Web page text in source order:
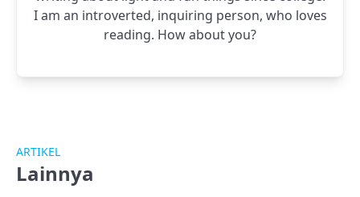
I am an introverted, inquiring person, who loves
reading. How about you?
ARTIKEL
Lainnya